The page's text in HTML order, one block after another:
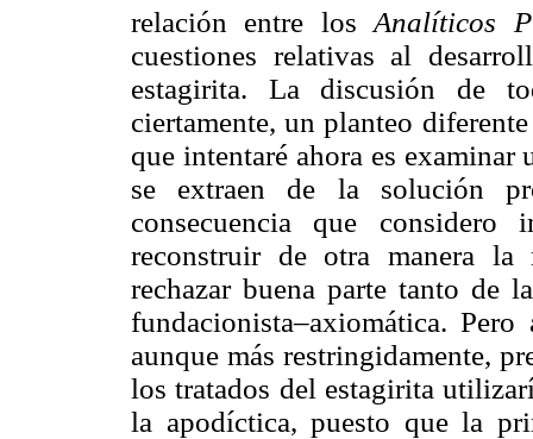
relación entre losAnalíticos
cuestiones relativas al
estagirita. La discusión de
ciertamente, un planteo
que intentaré ahora es examinar
se extraen de la solución
consecuencia que
reconstruir de otra manera
rechazar buena parte tanto de
fundacionista–axiomática.
aunque más restringidamente,
los tratados del estagirita
la apodíctica, puesto que la